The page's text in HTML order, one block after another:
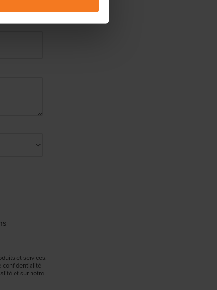
et services.
confidentialité
et sur notre